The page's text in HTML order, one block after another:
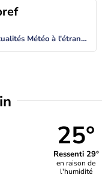
Actualités Météo à l'étranger
25°
Ressenti 29°
en raison de
l'humidité